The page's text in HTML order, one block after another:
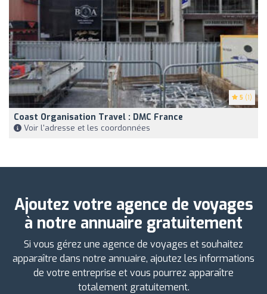
5 (1)
Coast Organisation Travel : DMC France
Voir l'adresse et les coordonnées
Ajoutez votre agence de voyages
à notre annuaire gratuitement
Si vous gérez une agence de voyages et souhaitez
apparaître dans notre annuaire, ajoutez les informations
de votre entreprise et vous pourrez apparaître
totalement gratuitement.